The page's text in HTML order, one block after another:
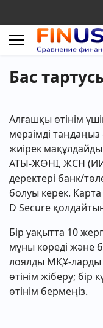
Бас
Алғашқы өтінім
мерзімді
жиірек
АТЫ-ЖӨНІ, ЖСН
деректері банк/
болуы керек.
D Secure
Бір уақытта 10
мұны көреді және
лоялды МҚҰ-ларды
өтінім жіберу; бір
өтінім бермеңіз.